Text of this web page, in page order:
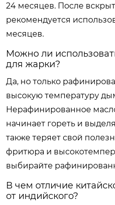
24 месяцев. После
рекомендуется
месяцев.
Можно ли
для жарки?
Да, но только
высокую температуру
Нерафинированное
начинает гореть и
также теряет свой
фритюра и
выбирайте
В чем отличие
от индийского?